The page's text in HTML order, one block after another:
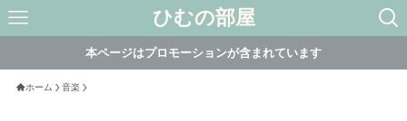
ひむの部屋
本ページはプロモーションが含まれています
ホーム 音楽